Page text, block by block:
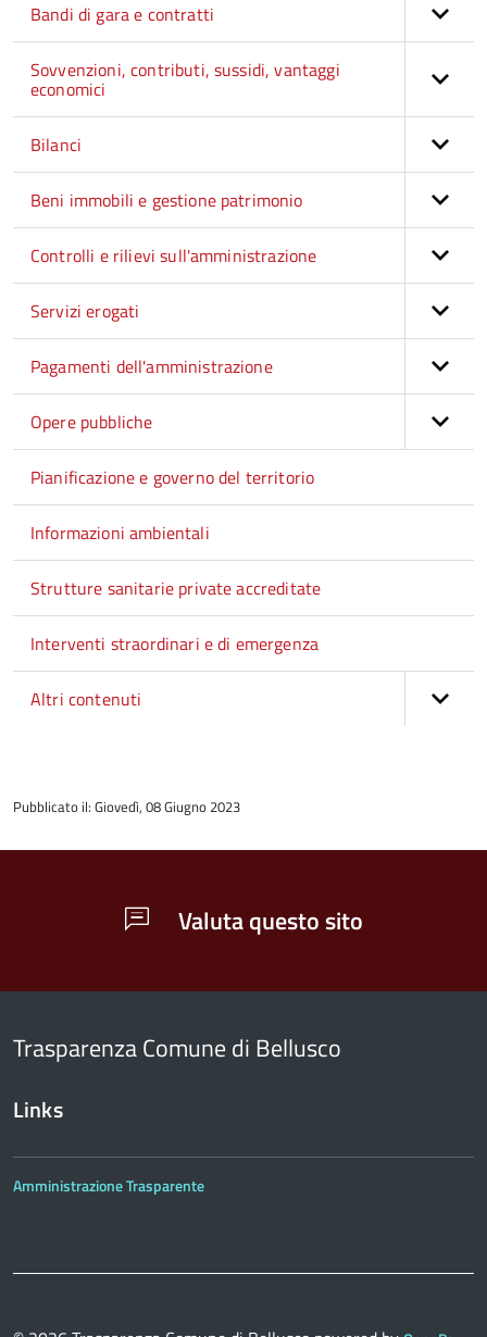
Bandi di gara e contratti
Sovvenzioni, contributi, sussidi, vantaggi
economici
Bilanci
Beni immobili e gestione patrimonio
Controlli e rilievi sull'amministrazione
Servizi erogati
Pagamenti dell'amministrazione
Opere pubbliche
Pianificazione e governo del territorio
Informazioni ambientali
Strutture sanitarie private accreditate
Interventi straordinari e di emergenza
Altri contenuti
del
Pubblicato il: Giovedì, 08 Giugno 2023
Valuta questo sito
Trasparenza Comune di Bellusco
Links
Amministrazione Trasparente